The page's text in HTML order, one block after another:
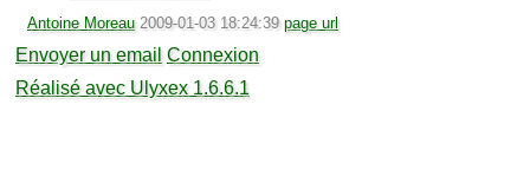
Antoine Moreau 2009-01-03 18:24:39 page url
Envoyer un email Connexion
Réalisé avec Ulyxex 1.6.6.1